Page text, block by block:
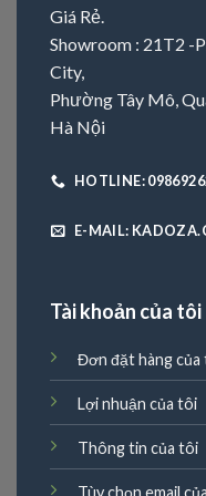
Giá Rẻ.
Showroom : 21T2 -
City,
Phường Tây Mô,
Hà Nội
HOTLINE:
E-MAIL:
Tài khoản của tôi
Đơn đặt hàng của
Lợi nhuận của tôi
Thông tin của tôi
Tùy chọn email